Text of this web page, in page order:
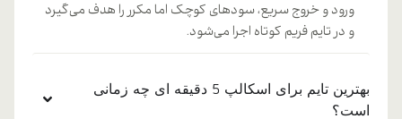
ورود و خروج سریع، سودهای کوچک اما مکرر را هدف می‌گیرد
و در تایم فریم کوتاه اجرا می‌شود.
بهترین تایم برای اسکالپ 5 دقیقه ای چه زمانی
است؟